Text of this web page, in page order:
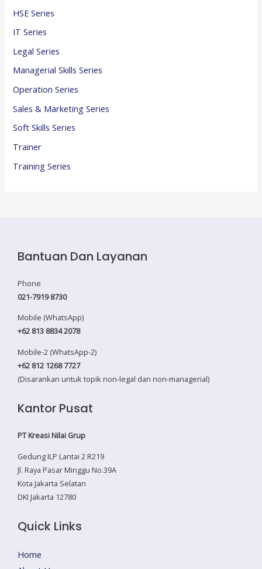
HSE Series
IT Series
Legal Series
Managerial Skills Series
Operation Series
Sales & Marketing Series
Soft Skills Series
Trainer
Training Series
Bantuan Dan Layanan
Phone
021-7919 8730
Mobile (WhatsApp)
+62 813 8834 2078
Mobile-2 (WhatsApp-2)
+62 812 1268 7727
(Disarankan untuk topik non-legal dan non-managerial)
Kantor Pusat
PT Kreasi Nilai Grup
Gedung ILP Lantai 2 R219
Jl. Raya Pasar Minggu No.39A
Kota Jakarta Selatan
DKI Jakarta 12780
Quick Links
Home